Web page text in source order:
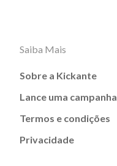
Saiba Mais
Sobre a Kickante
Lance uma campanha
Termos e condições
Privacidade